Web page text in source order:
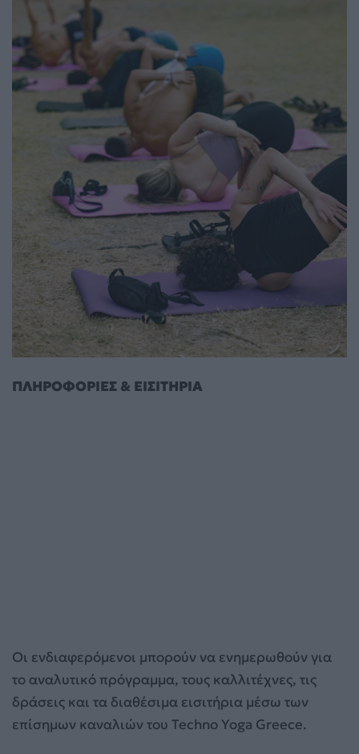
ΠΛΗΡΟΦΟΡΙΕΣ & ΕΙΣΙΤΗΡΙΑ
Οι ενδιαφερόμενοι μπορούν να ενημερωθούν για
το αναλυτικό πρόγραμμα, τους καλλιτέχνες, τις
δράσεις και τα διαθέσιμα εισιτήρια μέσω των
επίσημων καναλιών του Techno Yoga Greece.